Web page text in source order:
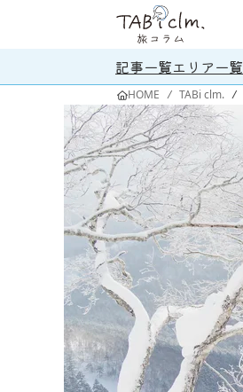
記事一覧エリア一覧
HOME / TABi clm. /